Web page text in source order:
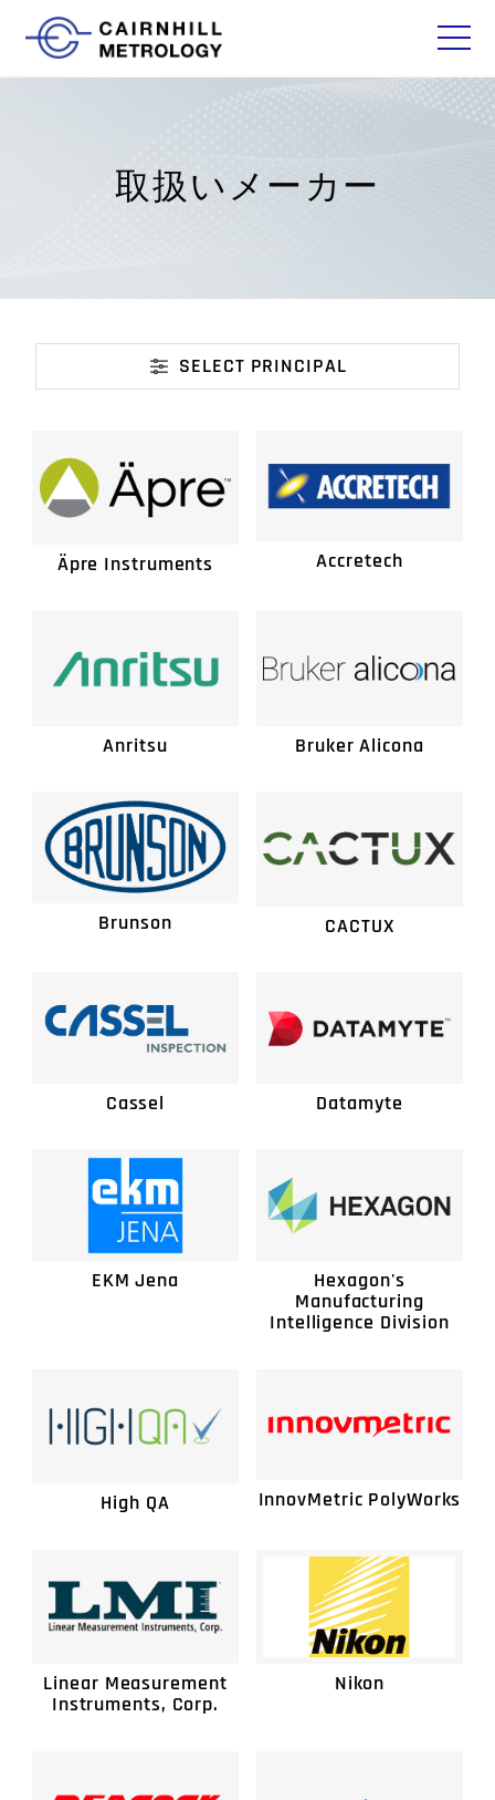
取扱いメーカー
SELECT PRINCIPAL
食品、薬品業界向けソリューション
産業用X線コンピューター断層撮影
ポータブル計測機
ソフトウエアー、レトロフィット、ア
Äpre Instruments Accretech
Anritsu Bruker Alicona
Brunson CACTUX
Cassel Datamyte
EKM Jena
Hexagon's
Manufacturing
Intelligence Division
High QA InnovMetric PolyWorks
Linear Measurement
Instruments, Corp.
Nikon